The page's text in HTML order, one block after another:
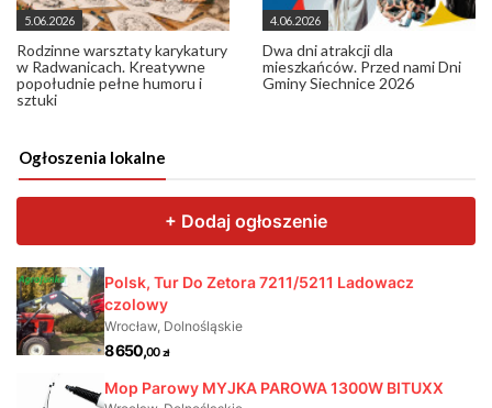
5.06.2026
Rodzinne warsztaty karykatury
w Radwanicach. Kreatywne
popołudnie pełne humoru i
sztuki
4.06.2026
Dwa dni atrakcji dla
mieszkańców. Przed nami Dni
Gminy Siechnice 2026
Ogłoszenia lokalne